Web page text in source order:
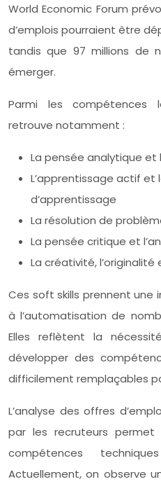
World Economic Forum
d’emplois pourraient être
tandis que 97 millions de
émerger.
Parmi les compétences
retrouve notamment :
La pensée analytique et
L’apprentissage actif et
d’apprentissage
La résolution de
La pensée critique et
La créativité, l’originalité
Ces soft skills prennent
à l’automatisation de
Elles reflètent la
développer des
difficilement remplaçables
L’analyse des offres
par les recruteurs permet
compétences
Actuellement, on observe